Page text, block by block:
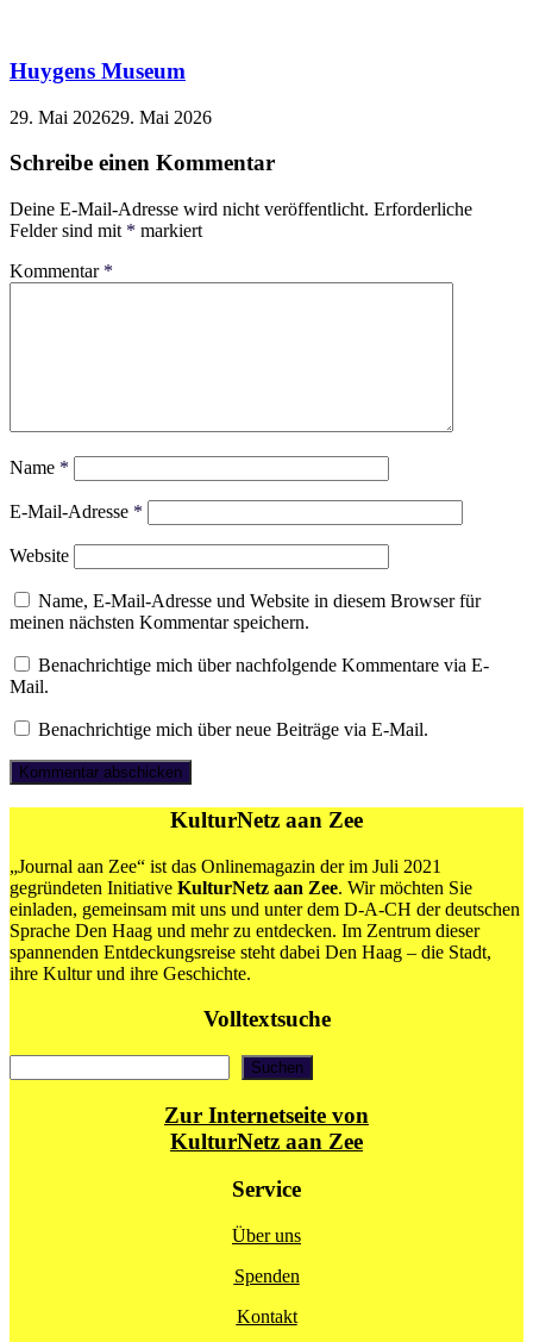
Huygens Museum
29. Mai 202629. Mai 2026
Schreibe einen Kommentar
Deine E-Mail-Adresse wird nicht veröffentlicht. Erforderliche
Felder sind mit * markiert
Kommentar *
Name *
E-Mail-Adresse *
Website
Name, E-Mail-Adresse und Website in diesem Browser für
meinen nächsten Kommentar speichern.
Benachrichtige mich über nachfolgende Kommentare via E-
Mail.
Benachrichtige mich über neue Beiträge via E-Mail.
KulturNetz aan Zee
„Journal aan Zee“ ist das Onlinemagazin der im Juli 2021
gegründeten Initiative KulturNetz aan Zee. Wir möchten Sie
einladen, gemeinsam mit uns und unter dem D-A-CH der deutschen
Sprache Den Haag und mehr zu entdecken. Im Zentrum dieser
spannenden Entdeckungsreise steht dabei Den Haag – die Stadt,
ihre Kultur und ihre Geschichte.
Volltextsuche
Suchen
Zur Internetseite von
KulturNetz aan Zee
Service
Über uns
Spenden
Kontakt